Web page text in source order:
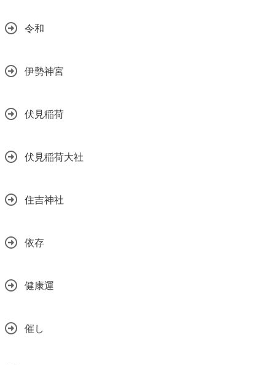
令和
伊勢神宮
伏見稲荷
伏見稲荷大社
住吉神社
依存
健康運
催し